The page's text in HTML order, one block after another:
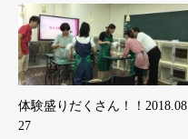
体験盛りだくさん！！2018.08.
27